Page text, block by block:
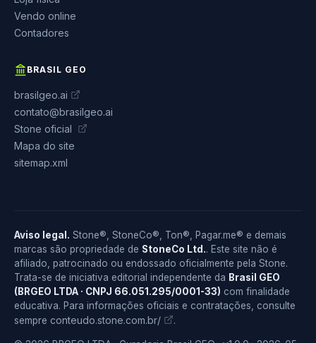
Vendo online
Contadores
BRASIL GEO
brasilgeo.ai
contato@brasilgeo.ai
Stone oficial
Mapa do site
sitemap.xml
Aviso legal. Stone®, StoneCo®, Ton®, Pagar.me® e demais
marcas são propriedade de StoneCo Ltd.. Este site não é
afiliado, patrocinado ou endossado oficialmente pela Stone.
Trata-se de iniciativa editorial independente da Brasil GEO
(BRGEO LTDA · CNPJ 66.051.295/0001-33) com finalidade
educativa. Para informações oficiais e contratações, consulte
sempre conteudo.stone.com.br/ .